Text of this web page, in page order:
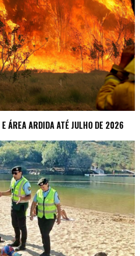
ÁREA ARDIDA ATÉ JULHO DE 2026